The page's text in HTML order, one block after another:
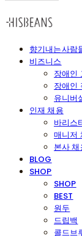
향기내는사람
비즈니스
장애인
장애인
유니버
인재 채용
바리스
매니저
본사 채
BLOG
SHOP
SHOP
BEST
원두
드립백
콜드브